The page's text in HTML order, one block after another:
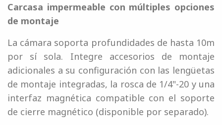
Carcasa impermeable con múltiples opciones
de montaje
La cámara soporta profundidades de hasta 10m
por sí sola. Integre accesorios de montaje
adicionales a su configuración con las lengüetas
de montaje integradas, la rosca de 1/4"-20 y una
interfaz magnética compatible con el soporte
de cierre magnético (disponible por separado).